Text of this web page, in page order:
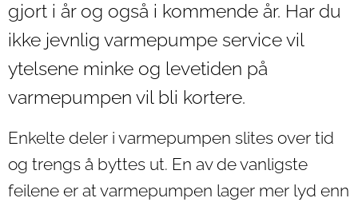
gjort i år og også i kommende år. Har du
ikke jevnlig varmepumpe service vil
ytelsene minke og levetiden på
varmepumpen vil bli kortere.
Enkelte deler i varmepumpen slites over tid
og trengs å byttes ut. En av de vanligste
feilene er at varmepumpen lager mer lyd enn